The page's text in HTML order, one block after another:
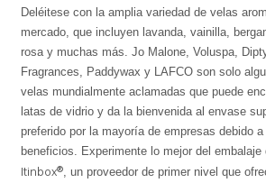
Deléitese con la amplia variedad de velas
mercado, que incluyen lavanda, vainilla,
rosa y muchas más. Jo Malone, Voluspa,
Fragrances, Paddywax y LAFCO son solo
velas mundialmente aclamadas que puede
latas de vidrio y da la bienvenida al envase
preferido por la mayoría de empresas debido
beneficios. Experimente lo mejor del embalaje
Itinbox® , un proveedor de primer nivel que